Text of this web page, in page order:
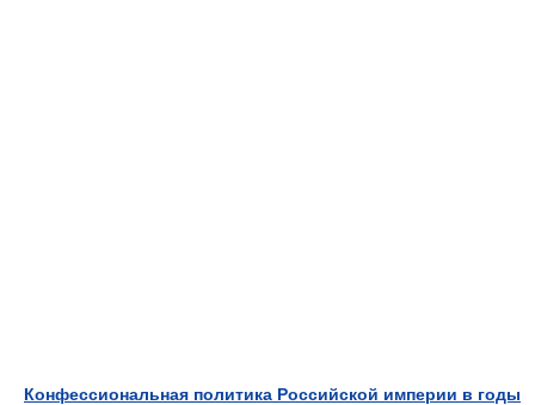
Конфессиональная политика Российской империи в годы